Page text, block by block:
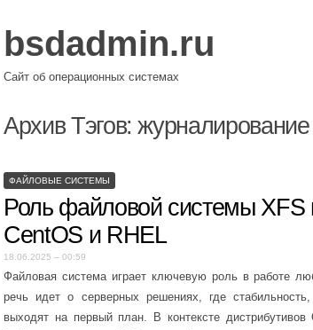
bsdadmin.ru
Сайт об операционных системах
Архив Тэгов:журналирование
ФАЙЛОВЫЕ СИСТЕМЫ
Роль файловой системы
CentOS и RHEL
18.06.2025 – 00:59
Файловая система играет ключевую роль в работе
речь идет о серверных решениях, где
выходят на первый план. В контексте